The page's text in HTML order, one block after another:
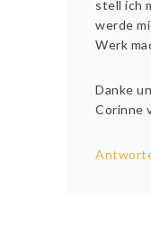
stell ich
werde
Werk
Danke
Corinne